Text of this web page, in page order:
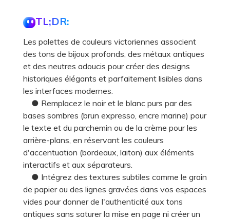
TL;DR:
Les palettes de couleurs victoriennes associent
des tons de bijoux profonds, des métaux antiques
et des neutres adoucis pour créer des designs
historiques élégants et parfaitement lisibles dans
les interfaces modernes.
● Remplacez le noir et le blanc purs par des
bases sombres (brun expresso, encre marine) pour
le texte et du parchemin ou de la crème pour les
arrière-plans, en réservant les couleurs
d'accentuation (bordeaux, laiton) aux éléments
interactifs et aux séparateurs.
● Intégrez des textures subtiles comme le grain
de papier ou des lignes gravées dans vos espaces
vides pour donner de l'authenticité aux tons
antiques sans saturer la mise en page ni créer un